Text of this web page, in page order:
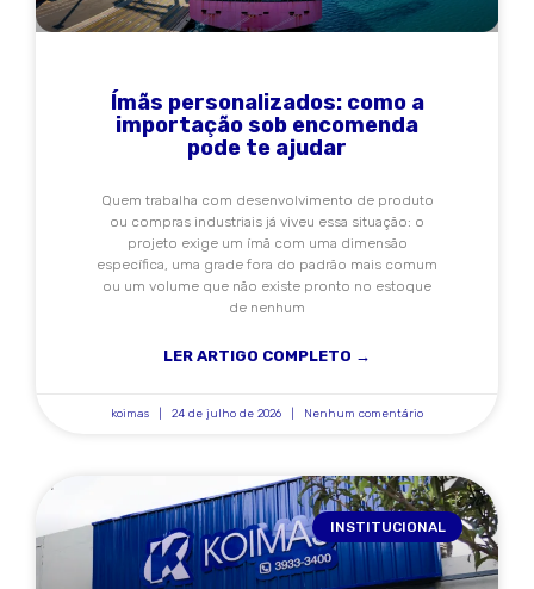
Ímãs personalizados: como a
importação sob encomenda
pode te ajudar
Quem trabalha com desenvolvimento de produto
ou compras industriais já viveu essa situação: o
projeto exige um ímã com uma dimensão
específica, uma grade fora do padrão mais comum
ou um volume que não existe pronto no estoque
de nenhum
LER ARTIGO COMPLETO →
koimas 24 de julho de 2026 Nenhum comentário
INSTITUCIONAL